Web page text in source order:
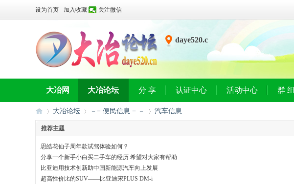
设为首页 加入收藏 关注微信
daye520.c
大冶网 大冶论坛 分 享 认证中心 活动中心 群 组
»
大冶论坛 －≡ 便民信息 ≡ －
›
汽车信息
推荐主题
思皓花仙子周年款试驾体验如何？
分享一个新手小白买二手车的经历 希望对大家有帮助
比亚迪用技术创新助中国新能源汽车向上发展
超高性价比的SUV——比亚迪宋PLUS DM-i